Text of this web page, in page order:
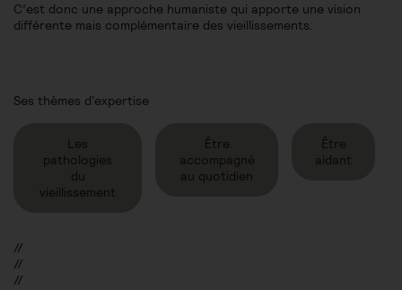
C’est donc une approche humaniste qui apporte une vision
différente mais complémentaire des vieillissements.
Ses thèmes d'expertise
Les
pathologies
du
vieillissement
Être
accompagné
au quotidien
Être
aidant
//
//
//